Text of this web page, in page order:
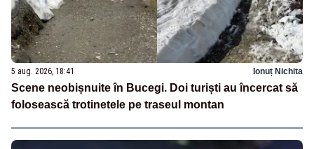
5 aug. 2026, 18:41 Ionuț Nichita
Scene neobișnuite în Bucegi. Doi turiști au încercat să
folosească trotinetele pe traseul montan